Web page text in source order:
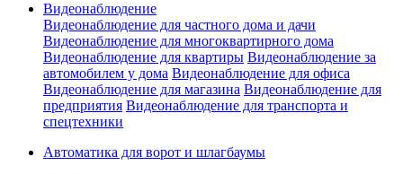
Видеонаблюдение
Видеонаблюдение для частного дома и дачи
Видеонаблюдение для многоквартирного дома
Видеонаблюдение для квартиры Видеонаблюдение за
автомобилем у дома Видеонаблюдение для офиса
Видеонаблюдение для магазина Видеонаблюдение для
предприятия Видеонаблюдение для транспорта и
спецтехники
Автоматика для ворот и шлагбаумы